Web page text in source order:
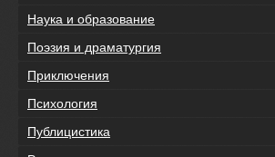
Наука и образование
Поэзия и драматургия
Приключения
Психология
Публицистика